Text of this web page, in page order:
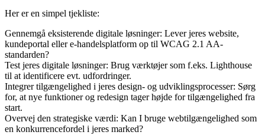
Her er en simpel tjekliste:
Gennemgå eksisterende digitale løsninger: Lever jeres website,
kundeportal eller e-handelsplatform op til WCAG 2.1 AA-
standarden?
Test jeres digitale løsninger: Brug værktøjer som f.eks. Lighthouse
til at identificere evt. udfordringer.
Integrer tilgængelighed i jeres design- og udviklingsprocesser: Sørg
for, at nye funktioner og redesign tager højde for tilgængelighed fra
start.
Overvej den strategiske værdi: Kan I bruge webtilgængelighed som
en konkurrencefordel i jeres marked?